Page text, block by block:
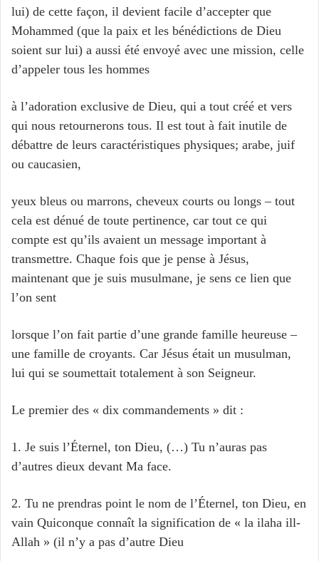
lui) de cette façon, il devient facile d’accepter que
Mohammed (que la paix et les bénédictions de Dieu
soient sur lui) a aussi été envoyé avec une mission, celle
d’appeler tous les hommes
à l’adoration exclusive de Dieu, qui a tout créé et vers
qui nous retournerons tous. Il est tout à fait inutile de
débattre de leurs caractéristiques physiques; arabe, juif
ou caucasien,
yeux bleus ou marrons, cheveux courts ou longs – tout
cela est dénué de toute pertinence, car tout ce qui
compte est qu’ils avaient un message important à
transmettre. Chaque fois que je pense à Jésus,
maintenant que je suis musulmane, je sens ce lien que
l’on sent
lorsque l’on fait partie d’une grande famille heureuse –
une famille de croyants. Car Jésus était un musulman,
lui qui se soumettait totalement à son Seigneur.
Le premier des « dix commandements » dit :
1. Je suis l’Éternel, ton Dieu, (…) Tu n’auras pas
d’autres dieux devant Ma face.
2. Tu ne prendras point le nom de l’Éternel, ton Dieu, en
vain Quiconque connaît la signification de « la ilaha ill-
Allah » (il n’y a pas d’autre Dieu